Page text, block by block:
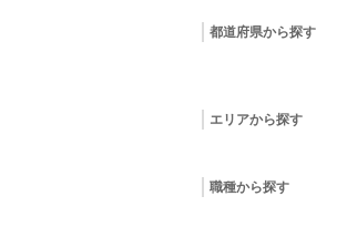
都道府県から探す
エリアから探す
職種から探す